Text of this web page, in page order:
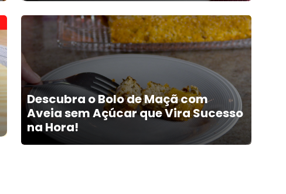
Descubra o Bolo de Maçã com
Aveia sem Açúcar que Vira Sucesso
na Hora!